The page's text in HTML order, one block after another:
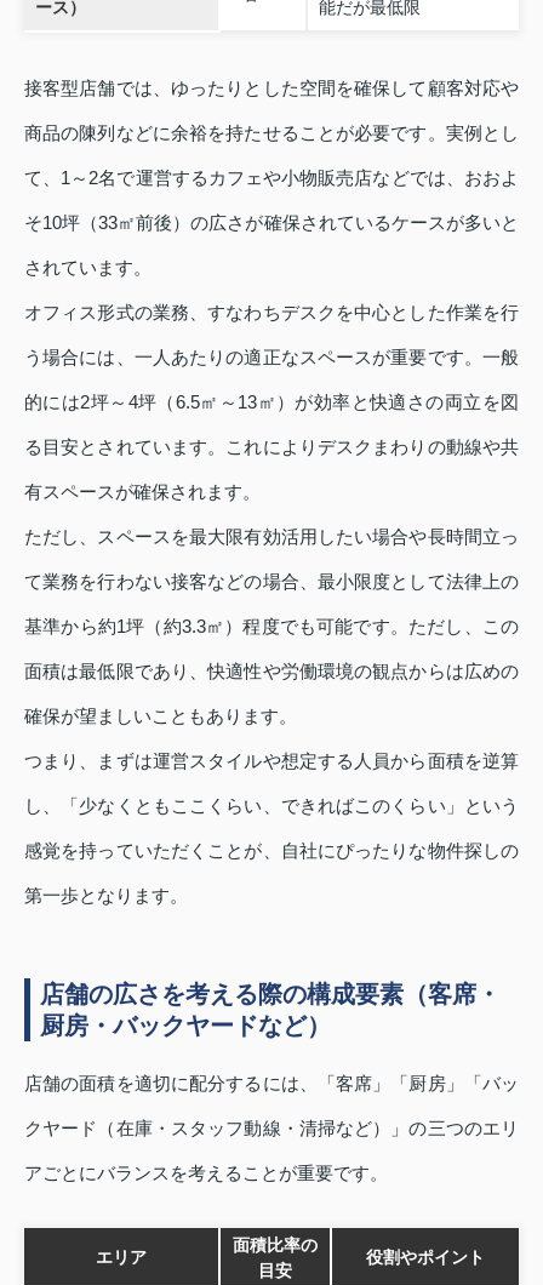
ース） 能だが最低限
接客型店舗では、ゆったりとした空間を確保して顧客対応や
商品の陳列などに余裕を持たせることが必要です。実例とし
て、1～2名で運営するカフェや小物販売店などでは、おおよ
そ10坪（33㎡前後）の広さが確保されているケースが多いと
されています。
オフィス形式の業務、すなわちデスクを中心とした作業を行
う場合には、一人あたりの適正なスペースが重要です。一般
的には2坪～4坪（6.5㎡～13㎡）が効率と快適さの両立を図
る目安とされています。これによりデスクまわりの動線や共
有スペースが確保されます。
ただし、スペースを最大限有効活用したい場合や長時間立っ
て業務を行わない接客などの場合、最小限度として法律上の
基準から約1坪（約3.3㎡）程度でも可能です。ただし、この
面積は最低限であり、快適性や労働環境の観点からは広めの
確保が望ましいこともあります。
つまり、まずは運営スタイルや想定する人員から面積を逆算
し、「少なくともここくらい、できればこのくらい」という
感覚を持っていただくことが、自社にぴったりな物件探しの
第一歩となります。
店舗の広さを考える際の構成要素（客席・
厨房・バックヤードなど）
店舗の面積を適切に配分するには、「客席」「厨房」「バッ
クヤード（在庫・スタッフ動線・清掃など）」の三つのエリ
アごとにバランスを考えることが重要です。
エリア
面積比率の
目安
役割やポイント